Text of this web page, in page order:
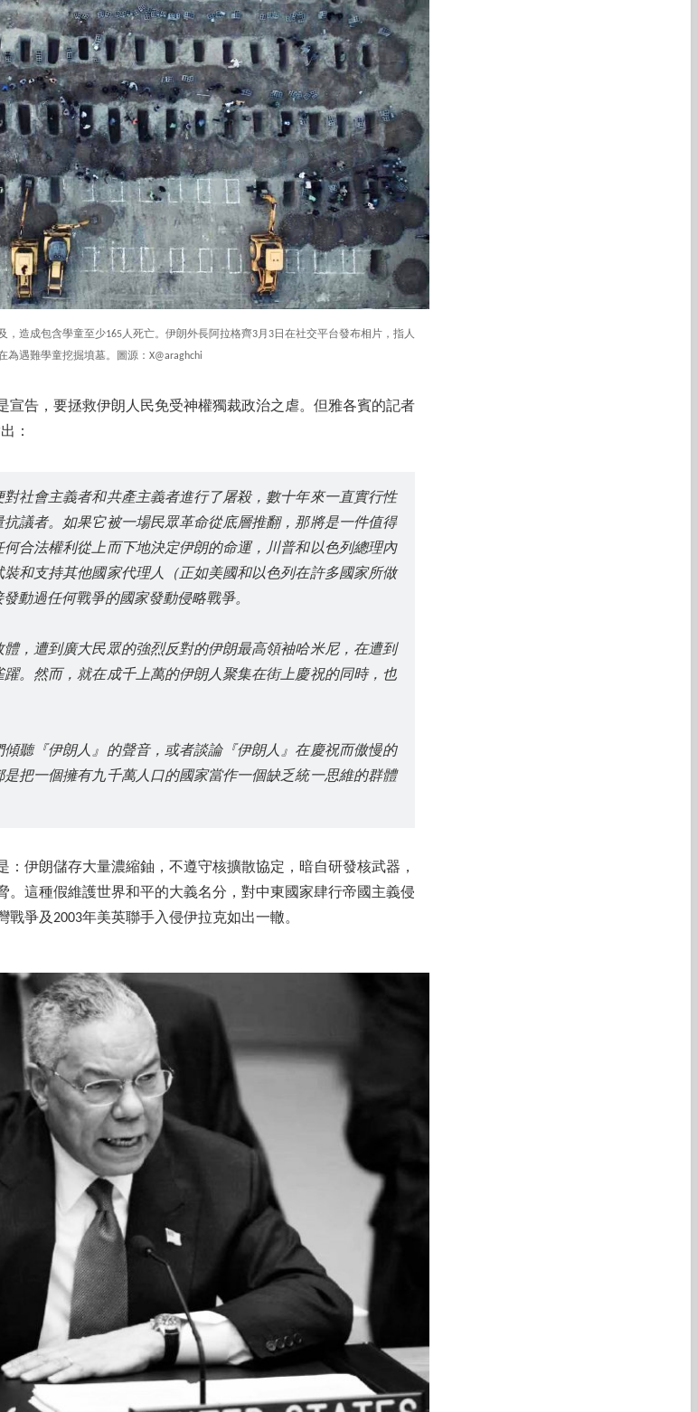
，造成包含學童至少165人死亡。伊朗外長阿拉格齊3月3日在社交平台發布相片，指人
為遇難學童挖掘墳墓。圖源：X@araghchi
宣告，要拯救伊朗人民免受神權獨裁政治之虐。但雅各賓的記者
：
對社會主義者和共產主義者進行了屠殺，數十年來一直實行性
議者。如果它被一場民眾革命從底層推翻，那將是一件值得
合法權利從上而下地決定伊朗的命運，川普和以色列總理內
和支持其他國家代理人（正如美國和以色列在許多國家所做
動過任何戰爭的國家發動侵略戰爭。
，遭到廣大民眾的強烈反對的伊朗最高領袖哈米尼，在遭到
。然而，就在成千上萬的伊朗人聚集在街上慶祝的同時，也
聽『伊朗人』的聲音，或者談論『伊朗人』在慶祝而傲慢的
把一個擁有九千萬人口的國家當作一個缺乏統一思維的群體
：伊朗儲存大量濃縮鈾，不遵守核擴散協定，暗自研發核武器，
。這種假維護世界和平的大義名分，對中東國家肆行帝國主義侵
爭及2003年美英聯手入侵伊拉克如出一轍。